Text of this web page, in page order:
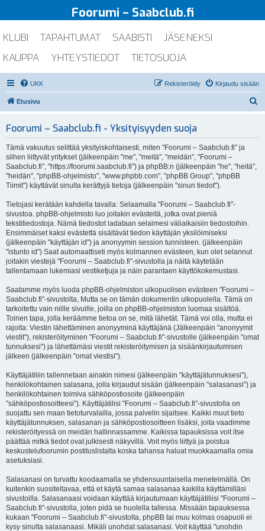
Foorumi – Saabclub.fi
KLUBI TAPAHTUMAT SAABISTI
JÄSENEKSI
KAUPPA
YHTEYSTIEDOT TIETOSUOJA
UKK Kirjaudu sisään
Rekisteröidy
Etusivu
Foorumi – Saabclub.fi - Yksityisyyden suoja
Tämä vakuutus selittää yksityiskohtaisesti, miten "Foorumi – Saabclub.fi" ja
siihen liittyvät yritykset (jälkeenpäin "me", "meitä", "meidän", "Foorumi –
Saabclub.fi", "https://foorumi.saabclub.fi") ja phpBB:n (jälkeenpäin "he", "heitä",
"heidän", "phpBB-ohjelmisto", "www.phpbb.com", "phpBB Group", "phpBB
Tiimit") käyttävät sinulta kerättyjä tietoja (jälkeenpäin "sinun tiedot").
Tietojasi kerätään kahdella tavalla: Selaamalla "Foorumi – Saabclub.fi"-
sivustoa. phpBB-ohjelmisto luo joitakin evästeitä, jotka ovat pieniä
tekstitiedostoja. Nämä tiedostot ladataan selaimesi väliaikaisiin tiedostoihin.
Ensimmäiset kaksi evästettä sisältävät tiedon käyttäjän yksilöimiseksi
(jälkeenpäin "käyttäjän id") ja anonyymin session tunnisteen. (jälkeenpäin
"istunto id") Saat automaattiseti myös kolmannen evästeen, kun olet selannut
joitakin viestejä "Foorumi – Saabclub.fi"-sivustolla ja näitä käytetään
tallentamaan lukemiasi vestiketjuja ja näin parantaen käyttökokemustasi.
Saatamme myös luoda phpBB-ohjelmiston ulkopuolisen evästeen "Foorumi –
Saabclub.fi"-sivustolta, Mutta se on tämän dokumentin ulkopuolella. Tämä on
tarkoitettu vain niille sivuille, joilla on phpBB-ohjelmiston luomaa sisältöä.
Toinen tapa, jolla keräämme tietoa on se, mitä lähetät. Tämä voi olla, mutta ei
rajoita: Viestin lähettäminen anonyyminä käyttäjänä (Jälkeenpäin "anonyymit
viestit"), rekisteröityminen "Foorumi – Saabclub.fi"-sivustolle (jälkeenpäin "omat
tunnuksesi") ja lähettämäsi viestit rekisteröitymisen ja sisäänkirjautumisen
jälkeen (jälkeenpäin "omat viestisi").
Käyttäjätiliin tallennetaan ainakin nimesi (jälkeenpäin "käyttäjätunnuksesi"),
henkilökohtainen salasana, jolla kirjaudut sisään (jälkeenpäin "salasanasi") ja
henkilökohtainen toimiva sähköpostiosoite (jälkeenpäin
"sähköpostiosoitteesi"). Käyttäjätilisi "Foorumi – Saabclub.fi"-sivustolla on
suojattu sen maan tietoturvalailla, jossa palvelin sijaitsee. Kaikki muut tieto
käyttäjätunnuksen, salasanan ja sähköpostiosoitteen lisäksi, joita vaadimme
rekisteröityessä on meidän hallinnassamme. Kaikissa tapauksissa voit itse
päättää mitkä tiedot ovat julkisesti näkyvillä. Voit myös liittyä ja poistua
keskustelufoorumin postituslistalta koska tahansa haluat muokkaamalla omia
asetuksiasi.
Salasanasi on turvattu koodaamalla se yhdensuuntaisella menetelmällä. On
kuitenkin suositeltavaa, että et käytä samaa salasanaa kaikilla käyttämilläsi
sivustoilla. Salasanaasi voidaan käyttää kirjautumaan käyttäjätiliisi "Foorumi –
Saabclub.fi"-sivustolla, joten pidä se huolella tallessa. Missään tapauksessa
kukaan "Foorumi – Saabclub.fi"-sivustolta, phpBB tai muu kolmas osapuoli ei
kysy sinulta salasanaasi. Mikäli unohdat salasanasi. Voit käyttää "unohdin